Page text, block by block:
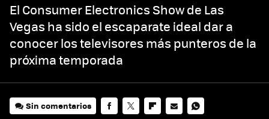
El Consumer Electronics Show de Las
Vegas ha sido el escaparate ideal dar a
conocer los televisores más punteros de la
próxima temporada
Sin comentarios